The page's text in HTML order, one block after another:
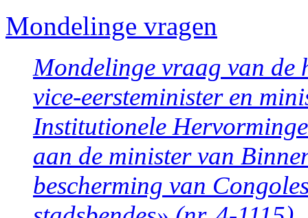
Mondelinge vragen
Mondelinge vraag van de
vice-eersteminister en
Institutionele
aan de minister van
bescherming van